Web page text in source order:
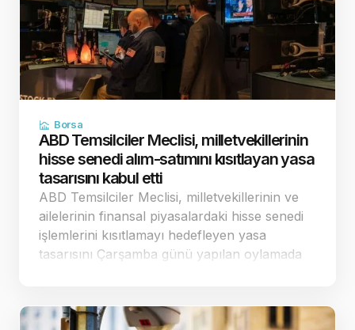
Borsa
ABD Temsilciler Meclisi, milletvekillerinin
hisse senedi alım-satımını kısıtlayan yasa
tasarısını kabul etti
ABD Temsilciler Meclisi, milletvekillerinin ve
ailelerinin finansal piyasalardaki hisse senedi
işlemlerini kısıtlamayı hedefleyen yasa
tasarısını Çarşamba günü yapılan oylamada
düzenlemeler…